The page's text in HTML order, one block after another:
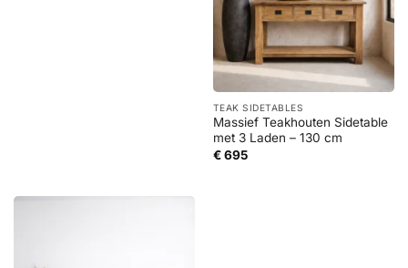
TEAK SIDETABLES
Massief Teakhouten Sidetable
met 3 Laden – 130 cm
€695